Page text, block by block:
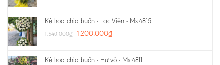
Kệ hoa chia buồn - Lạc Viên - Ms:4815
1.540.000₫ 1.200.000₫
Kệ hoa chia buồn - Hư vô - Ms:4811